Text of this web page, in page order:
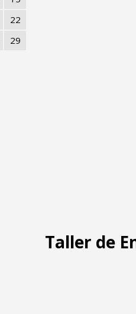
22
29
Taller de